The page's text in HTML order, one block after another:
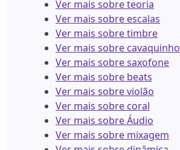
Ver mais sobre teoria
Ver mais sobre escalas
Ver mais sobre timbre
Ver mais sobre cavaquinho
Ver mais sobre saxofone
Ver mais sobre beats
Ver mais sobre violão
Ver mais sobre coral
Ver mais sobre Áudio
Ver mais sobre mixagem